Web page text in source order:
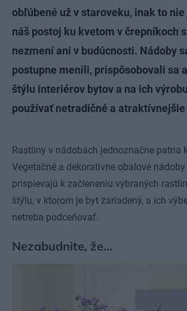
obľúbené už v staroveku, inak to nie
náš postoj ku kvetom v črepníkoch
nezmení ani v budúcnosti. Nádoby
postupne menili, prispôsobovali sa
štýlu interiérov bytov a na ich
používať netradičné a
Rastliny v nádobách jednoznačne patria
Vegetačné a dekoratívne obalové
prispievajú k začleneniu vybraných
štýlu, v ktorom je byt zariadený, a ich
netreba podceňovať.
Nezabudnite, že…